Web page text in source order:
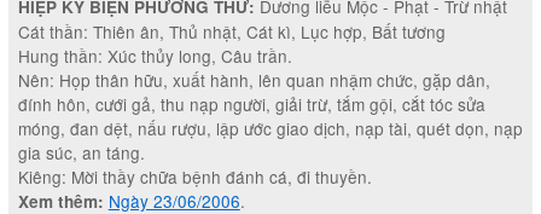
HIỆP KỶ BIỆN PHƯƠNG THƯ: Dương liễu Mộc - Phạt - Trừ nhật
Cát thần: Thiên ân, Thủ nhật, Cát kì, Lục hợp, Bất tương
Hung thần: Xúc thủy long, Câu trần.
Nên: Họp thân hữu, xuất hành, lên quan nhậm chức, gặp dân,
đính hôn, cưới gả, thu nạp người, giải trừ, tắm gội, cắt tóc sửa
móng, đan dệt, nấu rượu, lập ước giao dịch, nạp tài, quét dọn, nạp
gia súc, an táng.
Kiêng: Mời thầy chữa bệnh đánh cá, đi thuyền.
Xem thêm: Ngày 23/06/2006.